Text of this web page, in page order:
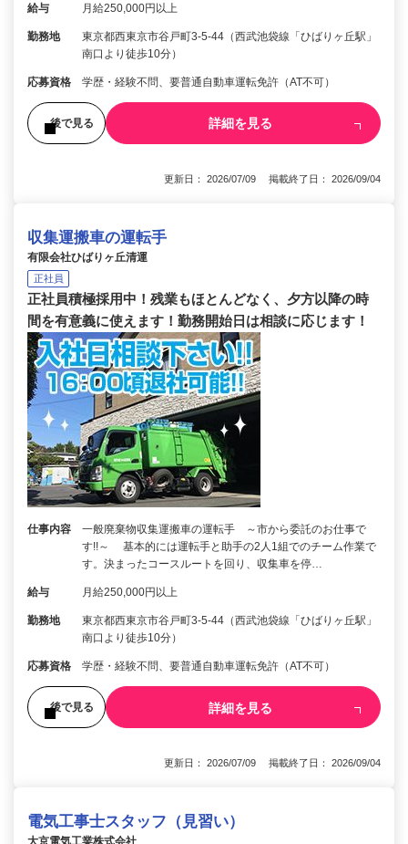
給与 月給250,000円以上
勤務地
東京都西東京市谷戸町3-5-44（西武池袋線「ひばりヶ丘駅」
南口より徒歩10分）
応募資格 学歴・経験不問、要普通自動車運転免許（AT不可）
後で見る 詳細を見る
更新日： 2026/07/09 掲載終了日： 2026/09/04
収集運搬車の運転手
有限会社ひばりヶ丘清運
正社員
正社員積極採用中！残業もほとんどなく、夕方以降の時
間を有意義に使えます！勤務開始日は相談に応じます！
仕事内容
一般廃棄物収集運搬車の運転手 ～市から委託のお仕事で
す!!～ 基本的には運転手と助手の2人1組でのチーム作業で
す。決まったコースルートを回り、収集車を停…
給与 月給250,000円以上
勤務地
東京都西東京市谷戸町3-5-44（西武池袋線「ひばりヶ丘駅」
南口より徒歩10分）
応募資格 学歴・経験不問、要普通自動車運転免許（AT不可）
後で見る 詳細を見る
更新日： 2026/07/09 掲載終了日： 2026/09/04
電気工事士スタッフ（見習い）